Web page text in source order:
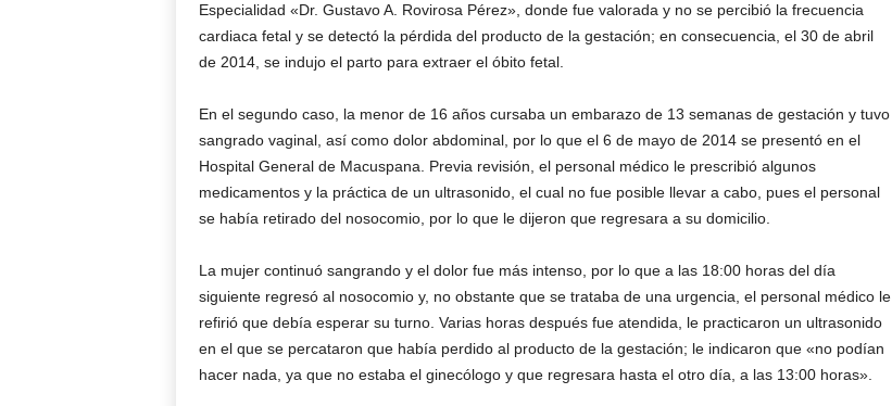
Especialidad «Dr. Gustavo A. Rovirosa Pérez», donde fue valorada y no se percibió la frecuencia
cardiaca fetal y se detectó la pérdida del producto de la gestación; en consecuencia, el 30 de abril
de 2014, se indujo el parto para extraer el óbito fetal.
En el segundo caso, la menor de 16 años cursaba un embarazo de 13 semanas de gestación y tuvo
sangrado vaginal, así como dolor abdominal, por lo que el 6 de mayo de 2014 se presentó en el
Hospital General de Macuspana. Previa revisión, el personal médico le prescribió algunos
medicamentos y la práctica de un ultrasonido, el cual no fue posible llevar a cabo, pues el personal
se había retirado del nosocomio, por lo que le dijeron que regresara a su domicilio.
La mujer continuó sangrando y el dolor fue más intenso, por lo que a las 18:00 horas del día
siguiente regresó al nosocomio y, no obstante que se trataba de una urgencia, el personal médico le
refirió que debía esperar su turno. Varias horas después fue atendida, le practicaron un ultrasonido
en el que se percataron que había perdido al producto de la gestación; le indicaron que «no podían
hacer nada, ya que no estaba el ginecólogo y que regresara hasta el otro día, a las 13:00 horas».